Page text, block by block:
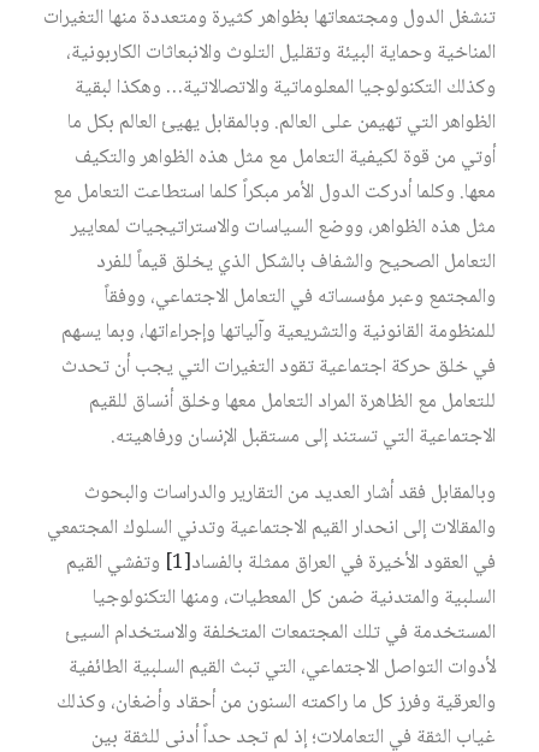
تنشغل الدول ومجتمعاتها بظواهر كثيرة ومتعددة منها التغيرات
المناخية وحماية البيئة وتقليل التلوث والانبعاثات الكاربونية،
وكذلك التكنولوجيا المعلوماتية والاتصالاتية… وهكذا لبقية
الظواهر التي تهيمن على العالم. وبالمقابل يهيئ العالم بكل ما
أوتي من قوة لكيفية التعامل مع مثل هذه الظواهر والتكيف
معها. وكلما أدركت الدول الأمر مبكراً كلما استطاعت التعامل مع
مثل هذه الظواهر، ووضع السياسات والاستراتيجيات لمعايير
التعامل الصحيح والشفاف بالشكل الذي يخلق قيماً للفرد
والمجتمع وعبر مؤسساته في التعامل الاجتماعي، ووفقاً
للمنظومة القانونية والتشريعية وآلياتها وإجراءاتها، وبما يسهم
في خلق حركة اجتماعية تقود التغيرات التي يجب أن تحدث
للتعامل مع الظاهرة المراد التعامل معها وخلق أنساق للقيم
الاجتماعية التي تستند إلى مستقبل الإنسان ورفاهيته.
وبالمقابل فقد أشار العديد من التقارير والدراسات والبحوث
والمقالات إلى انحدار القيم الاجتماعية وتدني السلوك المجتمعي
في العقود الأخيرة في العراق ممثلة بالفساد‏[1]
وتفشي القيم
السلبية والمتدنية ضمن كل المعطيات، ومنها التكنولوجيا
المستخدمة في تلك المجتمعات المتخلفة والاستخدام السيئ
لأدوات التواصل الاجتماعي، التي تبث القيم السلبية الطائفية
والعرقية وفرز كل ما راكمته السنون من أحقاد وأضغان، وكذلك
غياب الثقة في التعاملات؛ إذ لم تجد حداً أدنى للثقة بين